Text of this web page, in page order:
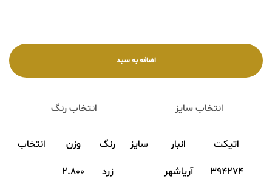
انتخاب سایز انتخاب رنگ
اتیکت انبار سایز رنگ وزن انتخاب
394274 آریاشهر زرد 2.800